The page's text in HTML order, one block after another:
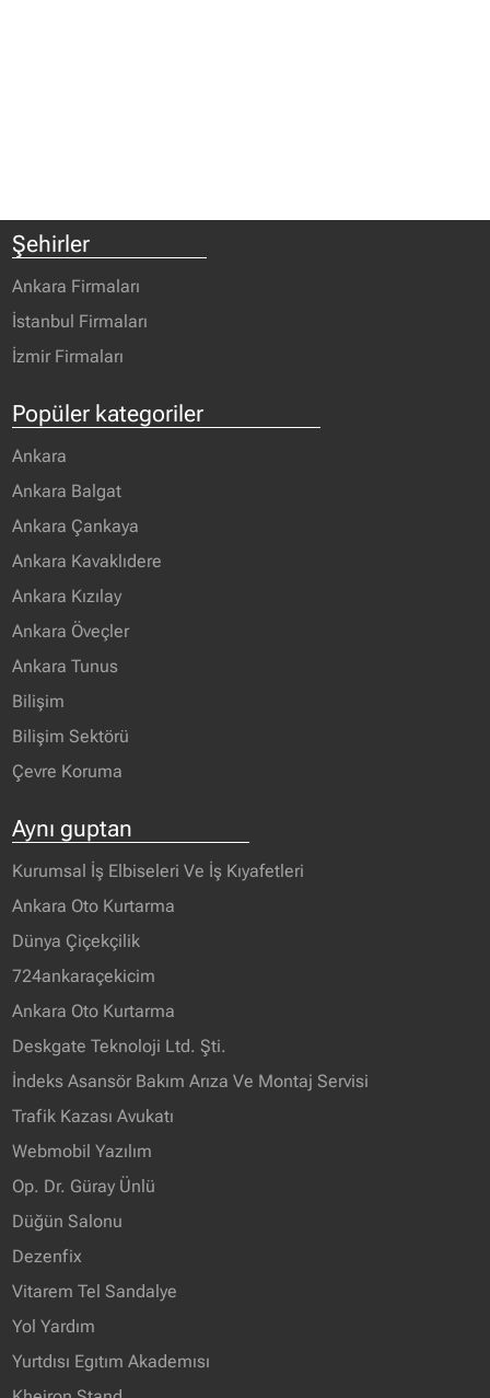
Şehirler
Ankara Firmaları
İstanbul Firmaları
İzmir Firmaları
Popüler kategoriler
Ankara
Ankara Balgat
Ankara Çankaya
Ankara Kavaklıdere
Ankara Kızılay
Ankara Öveçler
Ankara Tunus
Bilişim
Bilişim Sektörü
Çevre Koruma
Aynı guptan
Kurumsal İş Elbiseleri Ve İş Kıyafetleri
Ankara Oto Kurtarma
Dünya Çiçekçilik
724ankaraçekicim
Ankara Oto Kurtarma
Deskgate Teknoloji Ltd. Şti.
İndeks Asansör Bakım Arıza Ve Montaj Servisi
Trafik Kazası Avukatı
Webmobil Yazılım
Op. Dr. Güray Ünlü
Düğün Salonu
Dezenfix
Vitarem Tel Sandalye
Yol Yardım
Yurtdısı Egıtım Akademısı